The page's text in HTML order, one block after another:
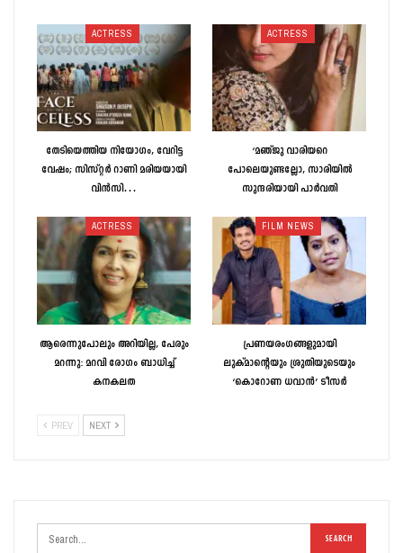
ACTRESS
തേടിയെത്തിയ നിയോഗം, വേറിട്ട
വേഷം; സിസ്റ്റർ റാണി മരിയയായി
വിൻസി…
ACTRESS
‘മഞ്ജു വാരിയറെ
പോലെയുണ്ടല്ലോ, സാരിയിൽ
സുന്ദരിയായി പാർവതി
ACTRESS
ആരെന്നുപോലും അറിയില്ല, പേരും
മറന്നു: മറവി രോഗം ബാധിച്ച്
കനകലത
FILM NEWS
പ്രണയരംഗങ്ങളുമായി
ലുക്മാന്റെയും ശ്രുതിയുടെയും
‘കൊറോണ ധവാൻ’ ടീസർ
PREV NEXT